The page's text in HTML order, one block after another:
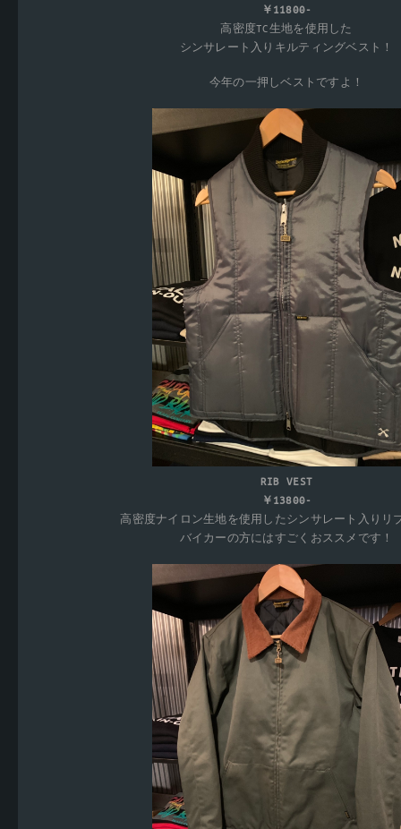
￥11800-
高密度TC生地を使用した
シンサレート入りキルティングベスト！
今年の一押しベストですよ！
RIB VEST
￥13800-
高密度ナイロン生地を使用したシンサレート入りリ
バイカーの方にはすごくおススメです！